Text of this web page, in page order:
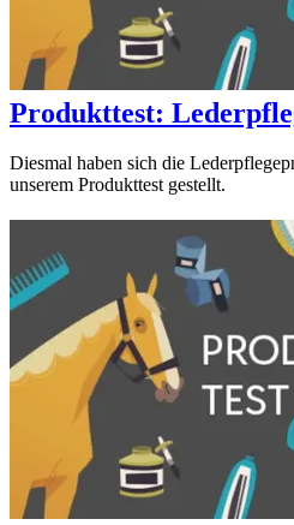
Produkttest:
Diesmal haben sich die
unserem Produkttest gestellt.